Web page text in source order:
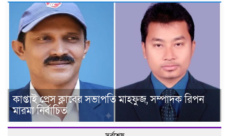
কাপ্তাই প্রেস ক্লাবের সভাপতি মাহফুজ, সম্পাদক রিপন
মারমা নির্বাচিত